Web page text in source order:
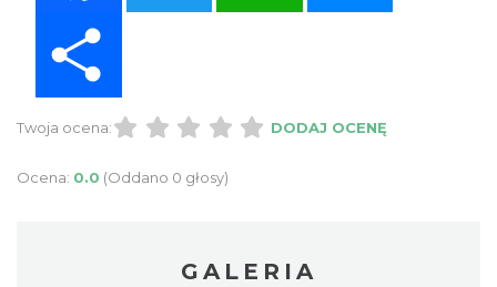
Twoja ocena: DODAJ OCENĘ
Ocena: 0.0 (Oddano 0 głosy)
GALERIA